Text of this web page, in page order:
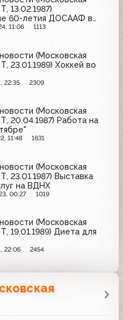
13.02.1987)
60-летия ДОСААФ в
11:06 1113
(Московская
23.01.1989) Хоккей во
22:35 2309
(Московская
20.04.1987) Работа на
11:48 1631
(Московская
23.01.1987) Выставка
на ВДНХ
00:27 1019
(Московская
19.01.1989) Диета для
22:06 2454